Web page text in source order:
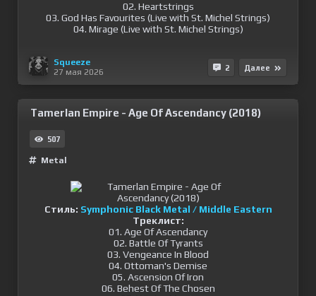
02. Heartstrings
03. God Has Favourites (Live with St. Michel Strings)
04. Mirage (Live with St. Michel Strings)
Squeeze
27 мая 2026
2 Далее
Tamerlan Empire - Age Of Ascendancy (2018)
507
Metal
Стиль: Symphonic Black Metal / Middle Eastern
Треклист:
01. Age Of Ascendancy
02. Battle Of Tyrants
03. Vengeance In Blood
04. Ottoman's Demise
05. Ascension Of Iron
06. Behest Of The Chosen